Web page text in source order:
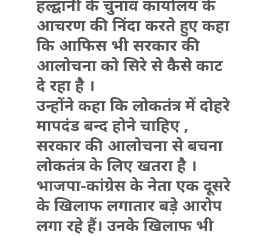
हल्द्वानी के चुनाव कार्यालय के
आचरण की निंदा करते हुए कहा
कि आफिस भी सरकार की
आलोचना को सिरे से कैसे काट
दे रहा है ।
उन्होंने कहा कि लोकतंत्र में दोहरे
मापदंड बन्द होने चाहिए ,
सरकार की आलोचना से बचना
लोकतंत्र के लिए खतरा है ।
भाजपा-कांग्रेस के नेता एक दूसरे
के खिलाफ लगातार बड़े आरोप
लगा रहे हैं। उनके खिलाफ भी